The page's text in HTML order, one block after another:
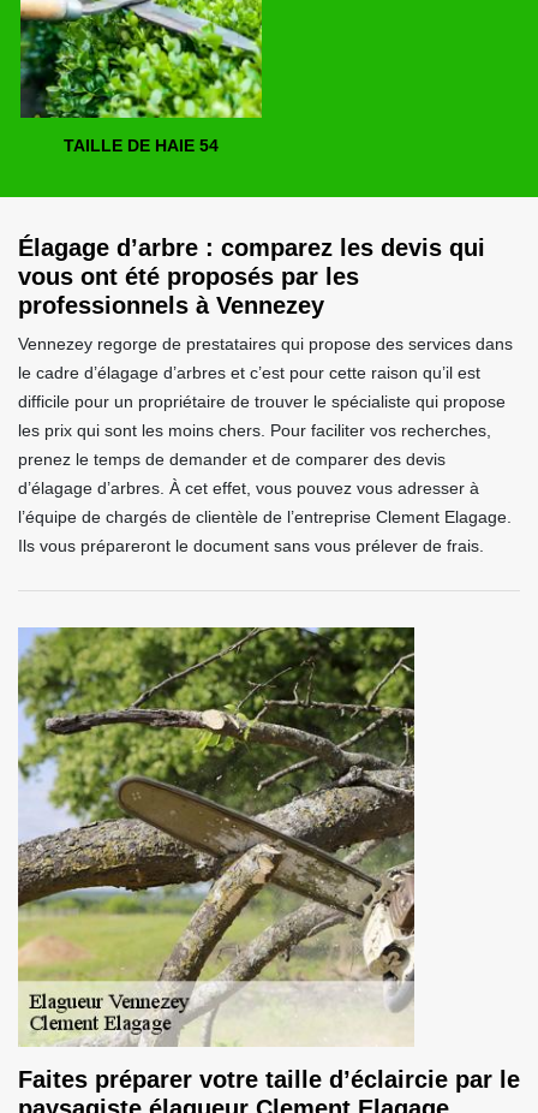
TAILLE DE HAIE 54
Élagage d’arbre : comparez les devis qui
vous ont été proposés par les
professionnels à Vennezey
Vennezey regorge de prestataires qui propose des services dans
le cadre d’élagage d’arbres et c’est pour cette raison qu’il est
difficile pour un propriétaire de trouver le spécialiste qui propose
les prix qui sont les moins chers. Pour faciliter vos recherches,
prenez le temps de demander et de comparer des devis
d’élagage d’arbres. À cet effet, vous pouvez vous adresser à
l’équipe de chargés de clientèle de l’entreprise Clement Elagage.
Ils vous prépareront le document sans vous prélever de frais.
Faites préparer votre taille d’éclaircie par le